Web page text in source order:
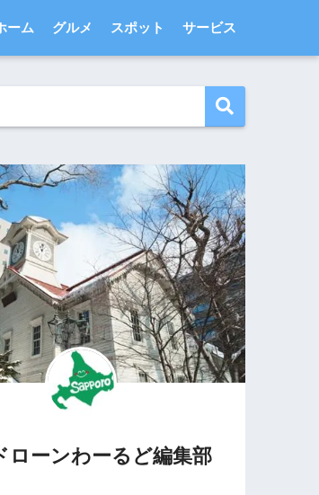
ーム グルメ スポット サービス
ローンわーるど編集部